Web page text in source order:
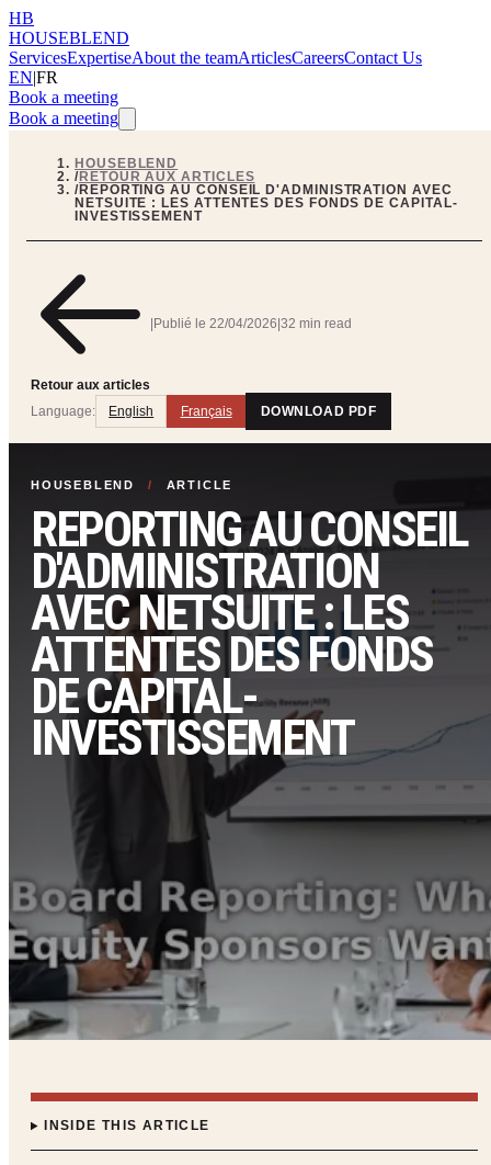
HB
HOUSEBLEND
ServicesExpertiseAbout the teamArticlesCareersContact Us
EN|FR
Book a meeting
Book a meeting
HOUSEBLEND
/RETOUR AUX ARTICLES
/REPORTING AU CONSEIL D'ADMINISTRATION AVEC
NETSUITE : LES ATTENTES DES FONDS DE CAPITAL-
INVESTISSEMENT
Retour aux articles
Publié le 22/04/2026 32 min read
Language: English Français DOWNLOAD PDF
HOUSEBLEND / ARTICLE
REPORTING AU CONSEIL
D'ADMINISTRATION
AVEC NETSUITE : LES
ATTENTES DES FONDS
DE CAPITAL-
INVESTISSEMENT
INSIDE THIS ARTICLE